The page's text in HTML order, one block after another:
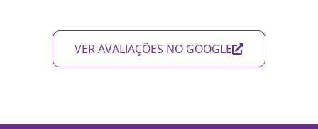
VER AVALIAÇÕES NO GOOGLE